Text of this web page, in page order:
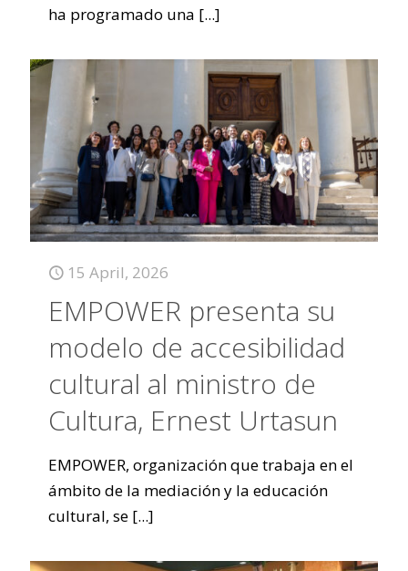
ha programado una [...]
15 April, 2026
EMPOWER presenta su
modelo de accesibilidad
cultural al ministro de
Cultura, Ernest Urtasun
EMPOWER, organización que trabaja en el
ámbito de la mediación y la educación
cultural, se [...]